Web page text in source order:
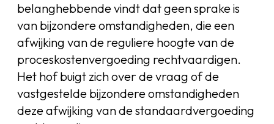
belanghebbende vindt dat geen sprake is
van bijzondere omstandigheden, die een
afwijking van de reguliere hoogte van de
proceskostenvergoeding rechtvaardigen.
Het hof buigt zich over de vraag of de
vastgestelde bijzondere omstandigheden
deze afwijking van de standaardvergoeding